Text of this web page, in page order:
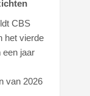
CBS
het vierde
een jaar
van 2026